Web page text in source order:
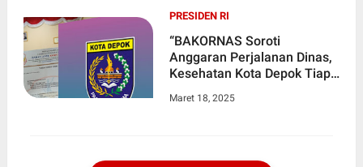
PRESIDEN RI
“BAKORNAS Soroti
Anggaran Perjalanan Dinas,
Kesehatan Kota Depok Tiap
Maret 18, 2025